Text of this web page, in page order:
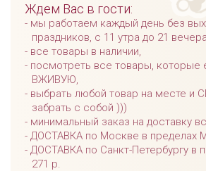
Ждем Вас в гости:
мы работаем каждый день без
праздников, с 11 утра до 21
все товары в наличии,
посмотреть все товары, которые
ВЖИВУЮ,
выбрать любой товар на месте и
забрать с собой )))
минимальный заказ на доставку
ДОСТАВКА по Москве в пределах
ДОСТАВКА по Санкт-Петербургу в
271 р.